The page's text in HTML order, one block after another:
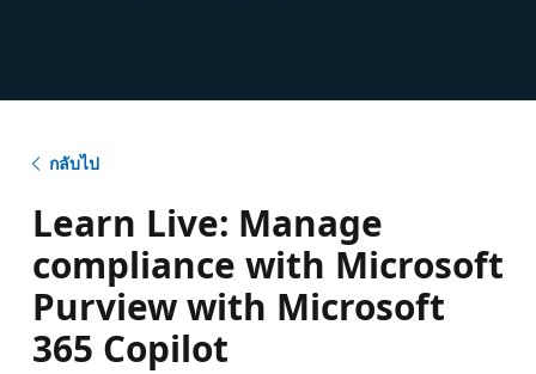
กลับไป
Learn Live: Manage
compliance with Microsoft
Purview with Microsoft
365 Copilot